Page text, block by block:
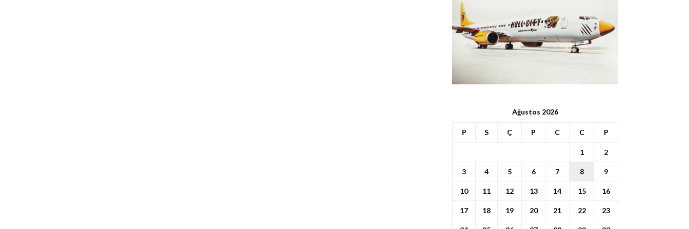
Ağustos 2026
P S Ç P C C P
1 2
3 4 5 6 7 8 9
10 11 12 13 14 15 16
17 18 19 20 21 22 23